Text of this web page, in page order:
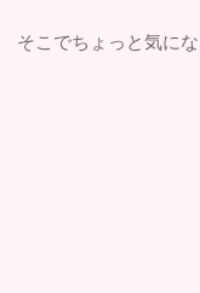
そこでちょっと気に